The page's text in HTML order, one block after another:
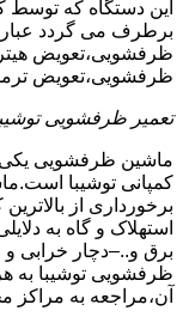
این دستگاه که
برطرف می گردد
ظرفشویی،تعویض
ظرفشویی،تعویض
تعمیر ظرفشویی
ماشین ظرفشویی یکی
کمپانی توشیبا
برخورداری از
استهلاک و گاه به
برق و..–دچار خرابی
ظرفشویی توشیبا به هر
آن،مراجعه به مراکز